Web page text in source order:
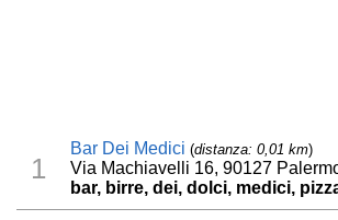
1
Bar Dei Medici (distanza: 0,01 km)
Via Machiavelli 16, 90127
bar, birre, dei, dolci, medici,